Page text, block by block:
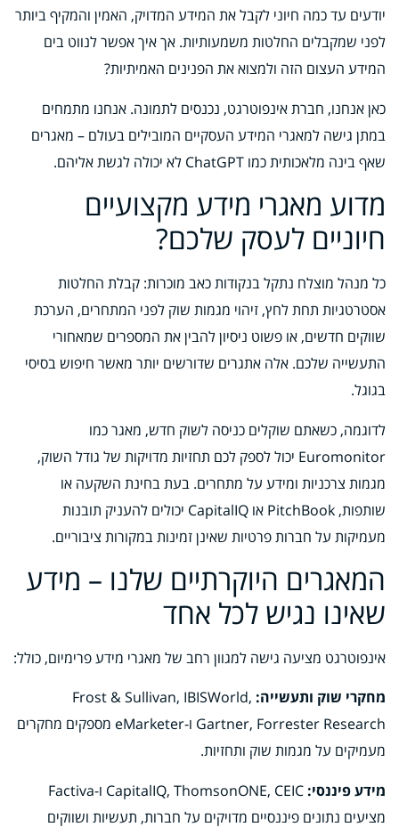
יודעים עד כמה חיוני לקבל את המידע המדויק, האמין והמקיף ביותר
לפני שמקבלים החלטות משמעותיות. אך איך אפשר לנווט בים
המידע העצום הזה ולמצוא את הפנינים האמיתיות?
כאן אנחנו, חברת אינפוטרגט, נכנסים לתמונה. אנחנו מתמחים
במתן גישה למאגרי המידע העסקיים המובילים בעולם – מאגרים
שאף בינה מלאכותית כמו ChatGPT לא יכולה לגשת אליהם.
מדוע מאגרי מידע מקצועיים
חיוניים לעסק שלכם?
כל מנהל מוצלח נתקל בנקודות כאב מוכרות: קבלת החלטות
אסטרטגיות תחת לחץ, זיהוי מגמות שוק לפני המתחרים, הערכת
שווקים חדשים, או פשוט ניסיון להבין את המספרים שמאחורי
התעשייה שלכם. אלה אתגרים שדורשים יותר מאשר חיפוש בסיסי
בגוגל.
לדוגמה, כשאתם שוקלים כניסה לשוק חדש, מאגר כמו
Euromonitor יכול לספק לכם תחזיות מדויקות של גודל השוק,
מגמות צרכניות ומידע על מתחרים. בעת בחינת השקעה או
שותפות, PitchBook או CapitalIQ יכולים להעניק תובנות
מעמיקות על חברות פרטיות שאינן זמינות במקורות ציבוריים.
המאגרים היוקרתיים שלנו – מידע
שאינו נגיש לכל אחד
אינפוטרגט מציעה גישה למגוון רחב של מאגרי מידע פרימיום, כולל:
מחקרי שוק ותעשייה: Frost & Sullivan, IBISWorld,
Gartner, Forrester Research ו-eMarketer מספקים מחקרים
מעמיקים על מגמות שוק ותחזיות.
מידע פיננסי:
CapitalIQ, ThomsonONE, CEIC ו-Factiva
מציעים נתונים פיננסיים מדויקים על חברות, תעשיות ושווקים